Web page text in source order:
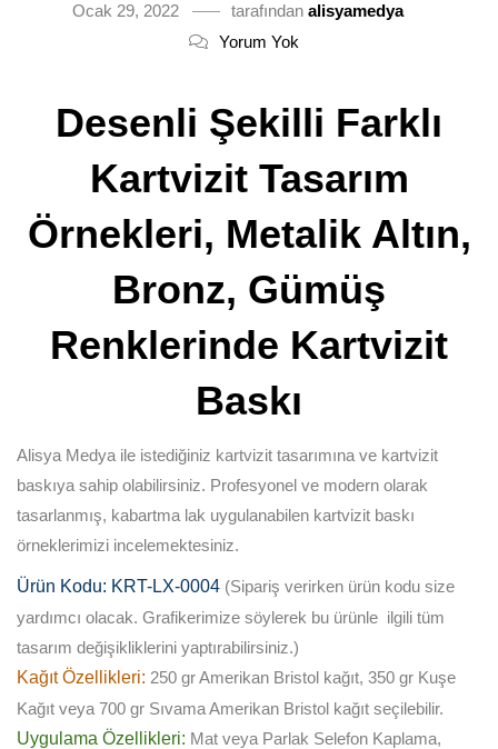
Ocak 29, 2022 tarafından alisyamedya
Yorum Yok
Desenli Şekilli Farklı
Kartvizit Tasarım
Örnekleri, Metalik Altın,
Bronz, Gümüş
Renklerinde Kartvizit
Baskı
Alisya Medya ile istediğiniz kartvizit tasarımına ve kartvizit
baskıya sahip olabilirsiniz. Profesyonel ve modern olarak
tasarlanmış, kabartma lak uygulanabilen kartvizit baskı
örneklerimizi incelemektesiniz.
Ürün Kodu: KRT-LX-0004 (Sipariş verirken ürün kodu size
yardımcı olacak. Grafikerimize söylerek bu ürünle ilgili tüm
tasarım değişikliklerini yaptırabilirsiniz.)
Kağıt Özellikleri: 250 gr Amerikan Bristol kağıt, 350 gr Kuşe
Kağıt veya 700 gr Sıvama Amerikan Bristol kağıt seçilebilir.
Uygulama Özellikleri: Mat veya Parlak Selefon Kaplama,